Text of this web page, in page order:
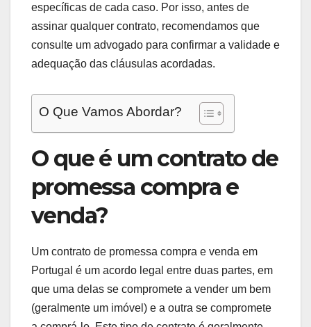
específicas de cada caso. Por isso, antes de
assinar qualquer contrato, recomendamos que
consulte um advogado para confirmar a validade e
adequação das cláusulas acordadas.
O Que Vamos Abordar?
O que é um contrato de
promessa compra e
venda?
Um contrato de promessa compra e venda em
Portugal é um acordo legal entre duas partes, em
que uma delas se compromete a vender um bem
(geralmente um imóvel) e a outra se compromete